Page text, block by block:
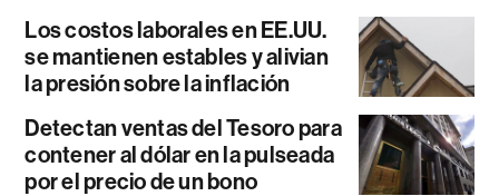
Los costos laborales en EE.UU.
se mantienen estables y alivian
la presión sobre la inflación
Detectan ventas del Tesoro para
contener al dólar en la pulseada
por el precio de un bono